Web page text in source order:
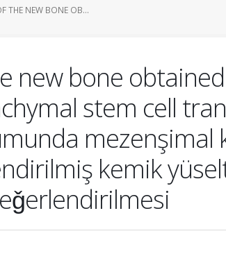
THE NEW BONE OB...
new bone
stem cell
mezenşimal
kemik